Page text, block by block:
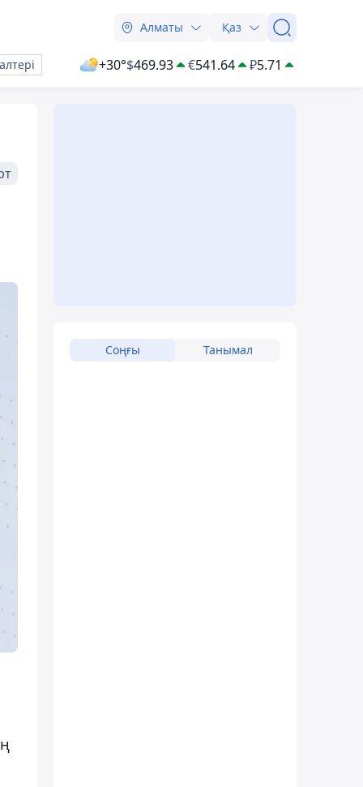
Алматы Қаз
+30°$469.93 €541.64 ₽5.71
Соңғы Танымал